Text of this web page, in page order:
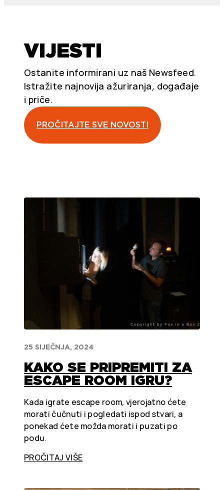
VIJESTI
Ostanite informirani uz naš Newsfeed.
Istražite najnovija ažuriranja, događaje
i priče.
PROČITAJTE SVE NOVOSTI
25 SIJEČNJA, 2024
KAKO SE PRIPREMITI ZA
ESCAPE ROOM IGRU?
Kada igrate escape room, vjerojatno ćete
morati čučnuti i pogledati ispod stvari, a
ponekad ćete možda morati i puzati po
podu.
PROČITAJ VIŠE